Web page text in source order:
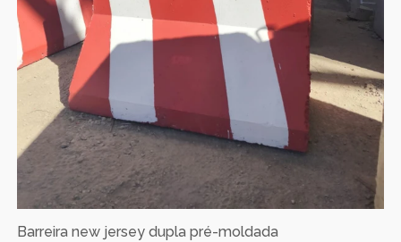
Barreira new jersey dupla pré-moldada